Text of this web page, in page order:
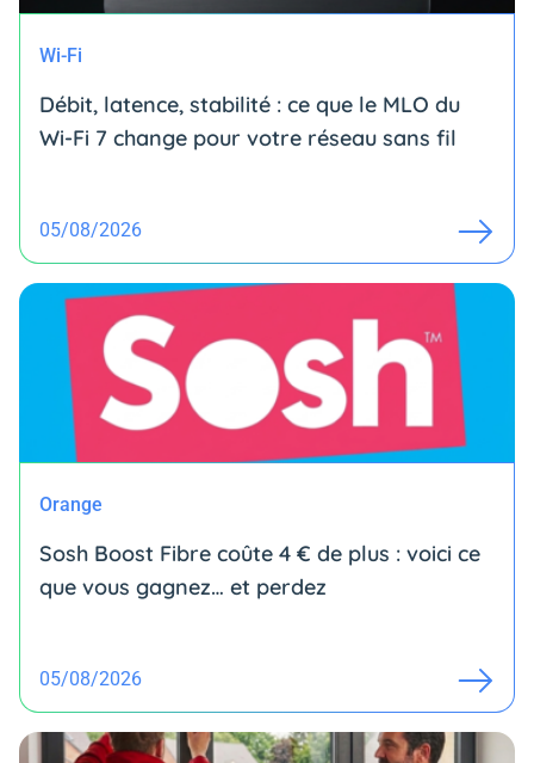
Wi-Fi
Débit, latence, stabilité : ce que le MLO du
Wi-Fi 7 change pour votre réseau sans fil
05/08/2026
Orange
Sosh Boost Fibre coûte 4 € de plus : voici ce
que vous gagnez… et perdez
05/08/2026